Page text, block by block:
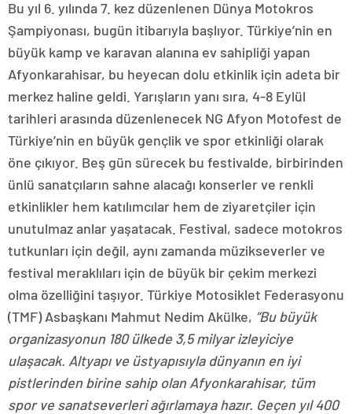
Bu yıl 6. yılında 7. kez düzenlenen Dünya Motokros
Şampiyonası, bugün itibarıyla başlıyor. Türkiye’nin en
büyük kamp ve karavan alanına ev sahipliği yapan
Afyonkarahisar, bu heyecan dolu etkinlik için adeta bir
merkez haline geldi. Yarışların yanı sıra, 4-8 Eylül
tarihleri arasında düzenlenecek NG Afyon Motofest de
Türkiye’nin en büyük gençlik ve spor etkinliği olarak
öne çıkıyor. Beş gün sürecek bu festivalde, birbirinden
ünlü sanatçıların sahne alacağı konserler ve renkli
etkinlikler hem katılımcılar hem de ziyaretçiler için
unutulmaz anlar yaşatacak. Festival, sadece motokros
tutkunları için değil, aynı zamanda müzikseverler ve
festival meraklıları için de büyük bir çekim merkezi
olma özelliğini taşıyor. Türkiye Motosiklet Federasyonu
(TMF) Asbaşkanı Mahmut Nedim Akülke, “Bu büyük
organizasyonun 180 ülkede 3,5 milyar izleyiciye
ulaşacak. Altyapı ve üstyapısıyla dünyanın en iyi
pistlerinden birine sahip olan Afyonkarahisar, tüm
spor ve sanatseverleri ağırlamaya hazır. Geçen yıl 400